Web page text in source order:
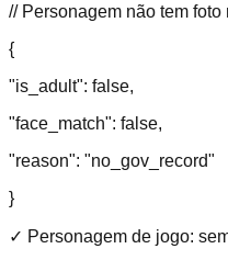
// Personagem não tem foto
{
"is_adult": false,
"face_match": false,
"reason": "no_gov_record"
}
✓ Personagem de jogo: